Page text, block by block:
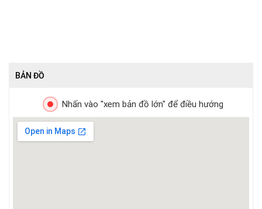
BẢN ĐỒ
Nhấn vào "xem bản đồ lớn" để điều hướng